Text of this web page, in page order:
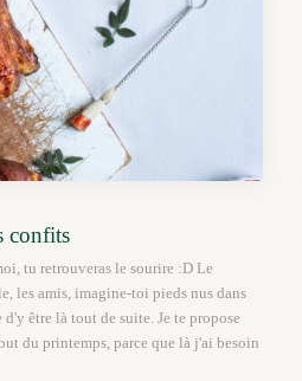
confits
tu retrouveras le sourire :D Le
les amis, imagine-toi pieds nus dans
être là tout de suite. Je te propose
du printemps, parce que là j'ai besoin